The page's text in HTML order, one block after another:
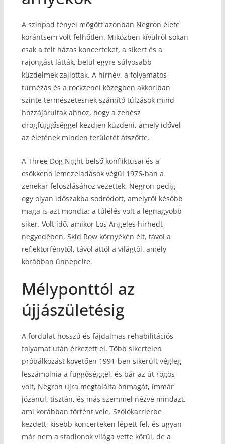
A színpad fényei mögött azonban Negron élete
korántsem volt felhőtlen. Miközben kívülről sokan
csak a telt házas koncerteket, a sikert és a
rajongást látták, belül egyre súlyosabb
küzdelmek zajlottak. A hírnév, a folyamatos
turnézás és a rockzenei közegben akkoriban
szinte természetesnek számító túlzások mind
hozzájárultak ahhoz, hogy a zenész
drogfüggőséggel kezdjen küzdeni, amely idővel
az életének minden területét átszőtte.
A Three Dog Night belső konfliktusai és a
csökkenő lemezeladások végül 1976-ban a
zenekar feloszlásához vezettek, Negron pedig
egy olyan időszakba sodródott, amelyről később
maga is azt mondta: a túlélés volt a legnagyobb
siker. Volt idő, amikor Los Angeles hírhedt
negyedében, Skid Row környékén élt, távol a
reflektorfénytől, távol attól a világtól, amely
korábban ünnepelte.
Mélyponttól az
újjászületésig
A fordulat hosszú és fájdalmas rehabilitációs
folyamat után érkezett el. Több sikertelen
próbálkozást követően 1991-ben sikerült végleg
leszámolnia a függőséggel, és bár az út rögös
volt, Negron újra megtalálta önmagát, immár
józanul, tisztán, és más szemmel nézve mindazt,
ami korábban történt vele. Szólókarrierbe
kezdett, kisebb koncerteken lépett fel, és ugyan
már nem a stadionok világa vette körül, de a